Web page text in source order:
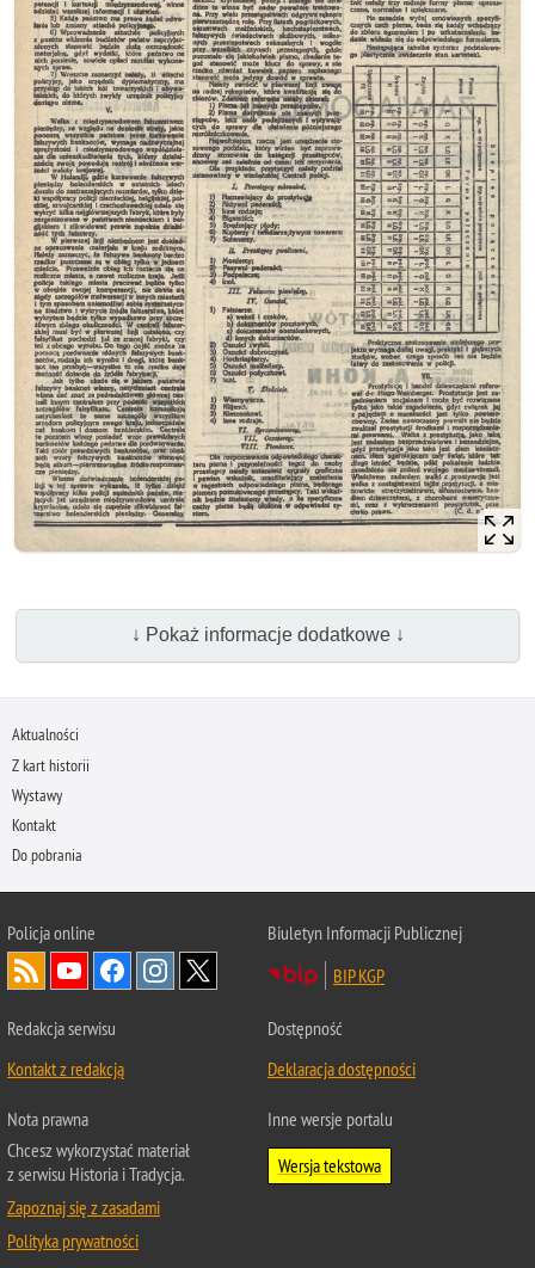
↓ Pokaż informacje dodatkowe ↓
Aktualności
Z kart historii
Wystawy
Kontakt
Do pobrania
Policjaonline
Biuletyn Informacji Publicznej
BIP KGP
Redakcja serwisu
Kontakt z redakcją
Dostępność
Deklaracja dostępności
Nota prawna
Chcesz wykorzystać materiał
z serwisu Historia i Tradycja.
Zapoznaj się z zasadami
Polityka prywatności
Inne wersje portalu
Wersja tekstowa